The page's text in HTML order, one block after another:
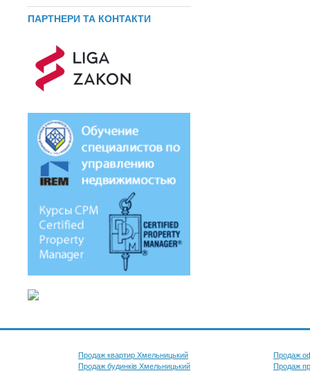
ПАРТНЕРИ ТА КОНТАКТИ
Продаж квартир Хмельницький
Продаж будинків Хмельницький
Продаж
Продаж